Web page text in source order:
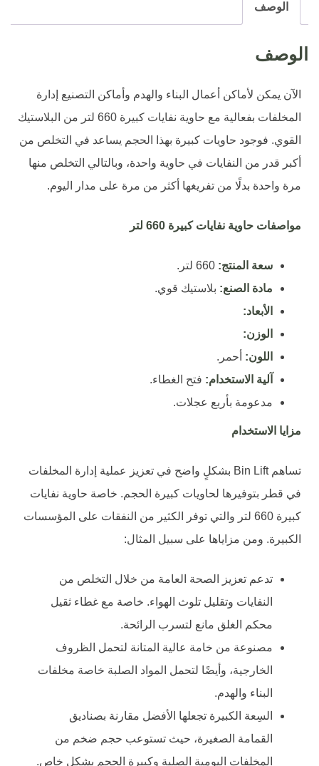
الوصف
الوصف
الآن يمكن لأماكن أعمال البناء والهدم وأماكن التصنيع إدارة
المخلفات بفعالية مع حاوية نفايات كبيرة 660 لتر من البلاستيك
القوي. فوجود حاويات كبيرة بهذا الحجم يساعد في التخلص من
أكبر قدر من النفايات في حاوية واحدة، وبالتالي التخلص منها
مرة واحدة بدلًا من تفريغها أكثر من مرة على مدار اليوم.
مواصفات حاوية نفايات كبيرة 660 لتر
سعة المنتج:
مادة الصنع: بلاستيك قوي.
الأبعاد:
الوزن:
اللون: أحمر.
آلية الاستخدام: فتح الغطاء.
مدعومة بأربع عجلات.
مزايا الاستخدام
تساهم Bin Lift بشكلٍ واضح في تعزيز عملية إدارة المخلفات
في قطر بتوفيرها لحاويات كبيرة الحجم. خاصة حاوية نفايات
كبيرة 660 لتر والتي توفر الكثير من النفقات على المؤسسات
الكبيرة. ومن مزاياها على سبيل المثال:
تدعم تعزيز الصحة العامة من خلال التخلص من
النفايات وتقليل تلوث الهواء. خاصة مع غطاء ثقيل
محكم الغلق مانع لتسرب الرائحة.
مصنوعة من خامة عالية المتانة لتحمل الظروف
الخارجية، وأيضًا لتحمل المواد الصلبة خاصة مخلفات
البناء والهدم.
السِعة الكبيرة تجعلها الأفضل مقارنة بصناديق
القمامة الصغيرة، حيث تستوعب حجم ضخم من
المخلفات اليومية الصلبة وكبيرة الحجم بشكلٍ خاص.